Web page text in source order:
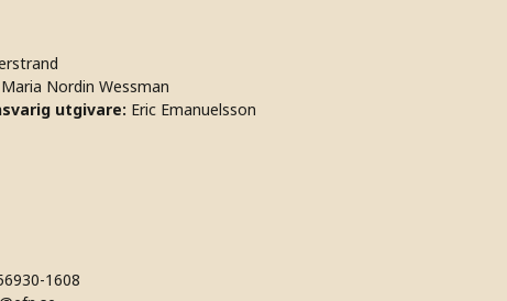
Maria Nordin Wessman
utgivare: Eric Emanuelsson
1608